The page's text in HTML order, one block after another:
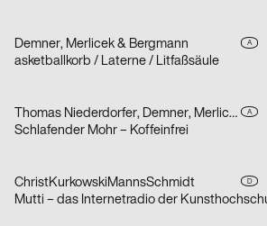
Demner, Merlicek & Bergmann A
asketballkorb / Laterne / Litfaßsäule
Thomas Niederdorfer, Demner, Merlicek & Bergmann A
Schlafender Mohr – Koffeinfrei
ChristKurkowskiMannsSchmidt D